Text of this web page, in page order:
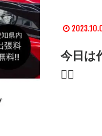
今日は
🙇‍♂️